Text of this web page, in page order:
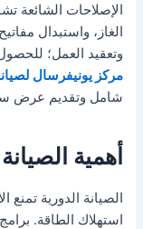
الإصلاحات الشائعة
الغاز، واستبدال
وتعقيد العمل؛
مركز يونيفرسال
شامل وتقديم عرض
أهمية
الصيانة الدورية
استهلاك الطاقة.